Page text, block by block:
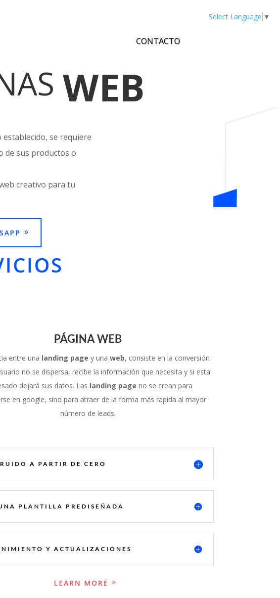
CONTACTO
WEB
se requiere
de sus productos o
creativo para tu
PÁGINA WEB
entre una landing page y unaweb, consiste en la conversión
no se dispersa, recibe la información que necesita y si esta
dejará sus datos. Las landing page no se crean para
en google, sino para atraer de la forma más rápida al mayor
número de leads.
A PARTIR DE CERO
PLANTILLA PREDISEÑADA
Y ACTUALIZACIONES
LEARN MORE
Select Language ▼